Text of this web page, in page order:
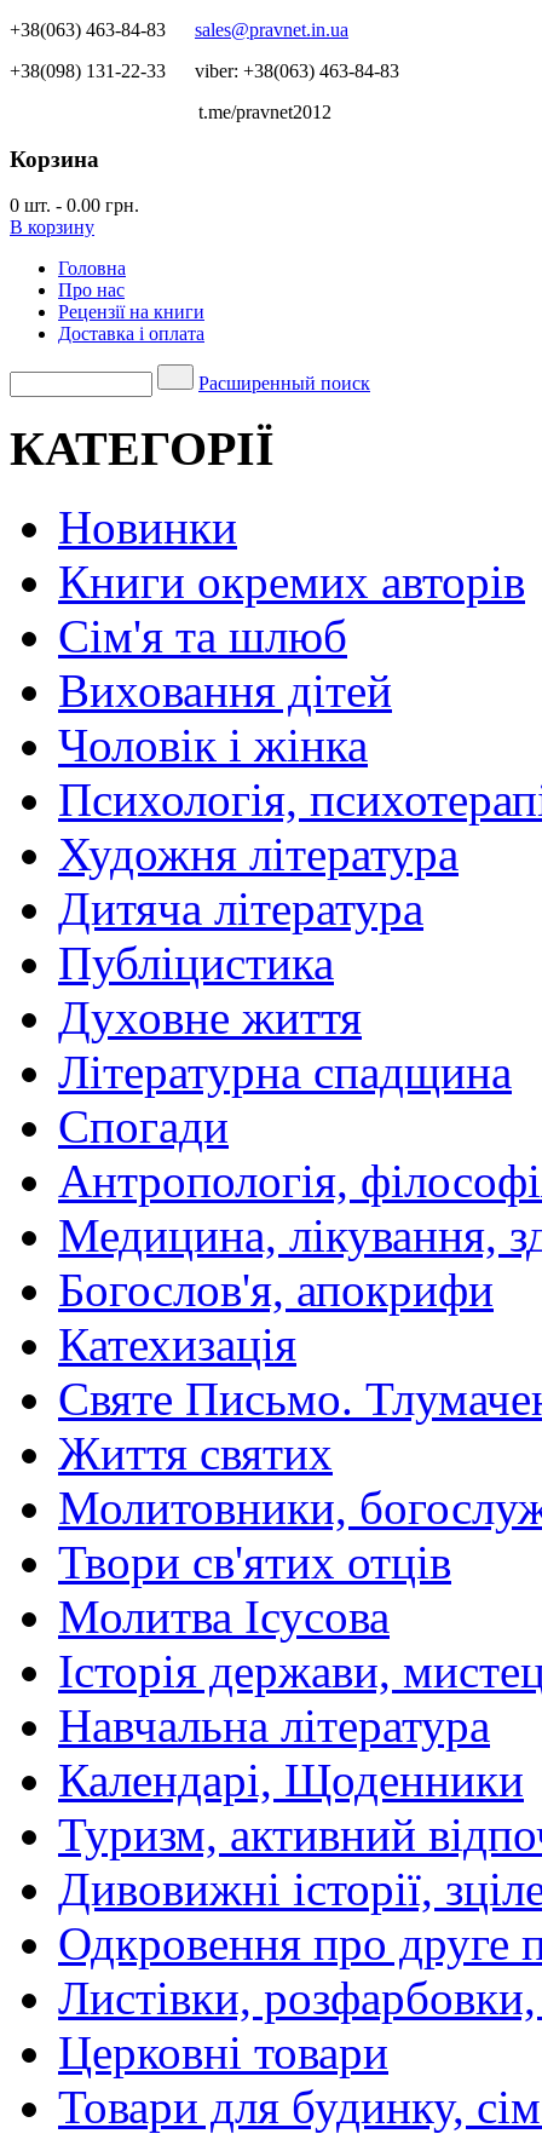
+38(063) 463-84-83 sales@pravnet.in.ua
+38(098) 131-22-33 viber: +38(063) 463-84-83
t.me/pravnet2012
Корзина
0 шт. - 0.00 грн.
В корзину
Головна
Про нас
Рецензії на книги
Доставка і оплата
Расширенный поиск
КАТЕГОРІЇ
Новинки
Книги окремих авторів
Сім'я та шлюб
Виховання дітей
Чоловік і жінка
Психологія,
Художня література
Дитяча література
Публіцистика
Духовне життя
Літературна спадщина
Спогади
Антропологія,
Медицина, лікування,
Богослов'я, апокрифи
Катехизація
Святе Письмо.
Життя святих
Молитовники,
Твори св'ятих отців
Молитва Ісусова
Історія держави,
Навчальна література
Календарі, Щоденники
Туризм, активний
Дивовижні історії,
Одкровення про друге
Листівки,
Церковні товари
Товари для будинку,